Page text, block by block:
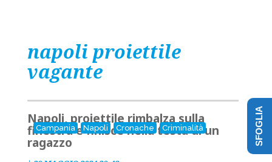
napoli proiettile
vagante
Campania Napoli Cronache Criminalità
Napoli, proiettile rimbalza sulla
finestra e finisce nella testa di un
ragazzo SFOGLIA